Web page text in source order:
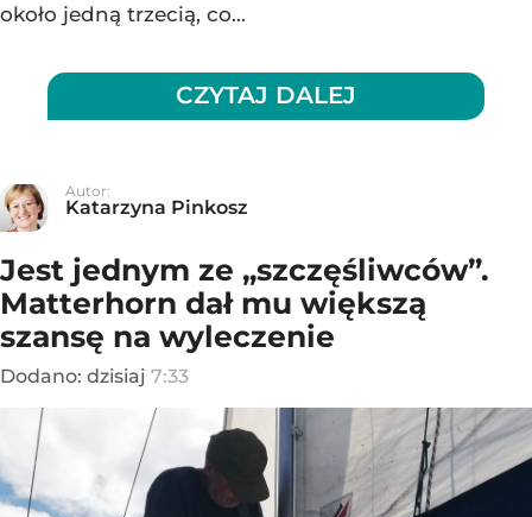
około jedną trzecią, co...
CZYTAJ DALEJ
Autor:
Katarzyna Pinkosz
Jest jednym ze „szczęśliwców”.
Matterhorn dał mu większą
szansę na wyleczenie
Dodano: dzisiaj 7:33